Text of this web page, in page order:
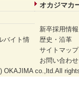
オカジマカ
新卒採用情報
バイト情
歴史・沿革
サイトマップ
お問い合わせ
OKAJIMA co.,ltd.All